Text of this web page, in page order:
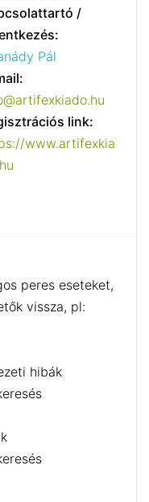
/
Pál
link:
www.artifexkia
peres eseteket,
vissza, pl:
hibák